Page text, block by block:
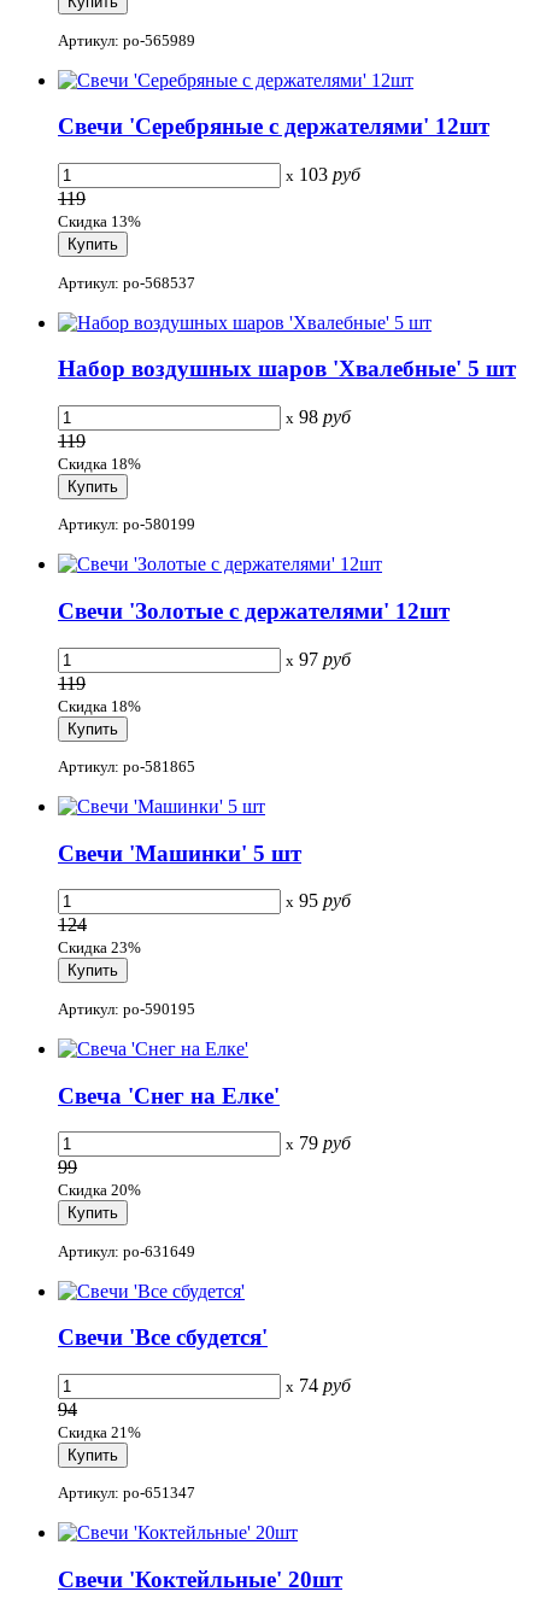
Артикул: po-565989
Свечи 'Серебряные с держателями' 12шт
x 103 руб
119
Скидка 13%
Артикул: po-568537
Набор воздушных шаров 'Хвалебные' 5 шт
x 98 руб
119
Скидка 18%
Артикул: po-580199
Свечи 'Золотые с держателями' 12шт
x 97 руб
119
Скидка 18%
Артикул: po-581865
Свечи 'Машинки' 5 шт
x 95 руб
124
Скидка 23%
Артикул: po-590195
Свеча 'Снег на Елке'
x 79 руб
99
Скидка 20%
Артикул: po-631649
Свечи 'Все сбудется'
x 74 руб
94
Скидка 21%
Артикул: po-651347
Свечи 'Коктейльные' 20шт